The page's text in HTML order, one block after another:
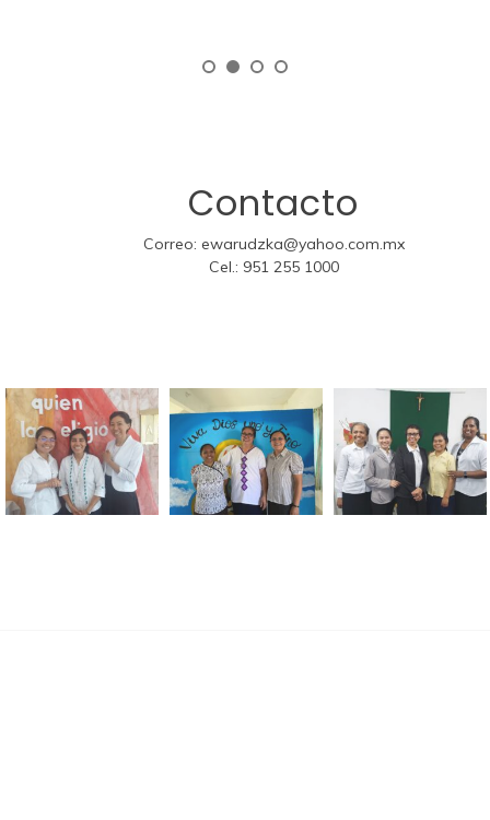
Contacto
Correo: ewarudzka@yahoo.com.mx
Cel.: 951 255 1000